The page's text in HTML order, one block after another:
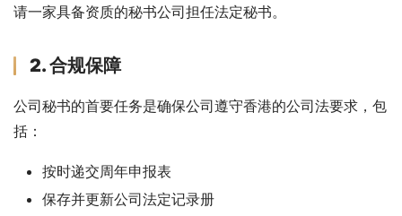
请一家具备资质的秘书公司担任法定秘书。
2. 合规保障
公司秘书的首要任务是确保公司遵守香港的公司法要求，包
括：
按时递交周年申报表
保存并更新公司法定记录册